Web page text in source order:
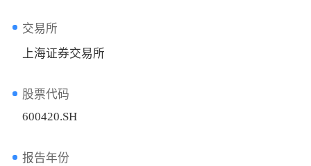
交易所
上海证券交易所
股票代码
600420.SH
报告年份